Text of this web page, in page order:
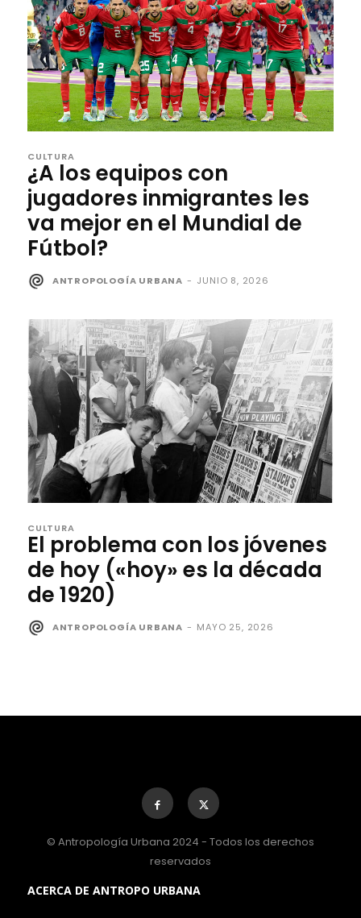
CULTURA
¿A los equipos con
jugadores inmigrantes les
va mejor en el Mundial de
Fútbol?
ANTROPOLOGÍA URBANA - JUNIO 8, 2026
CULTURA
El problema con los jóvenes
de hoy («hoy» es la década
de 1920)
ANTROPOLOGÍA URBANA - MAYO 25, 2026
© Antropología Urbana 2024 - Todos los derechos
reservados
ACERCA DE ANTROPO URBANA